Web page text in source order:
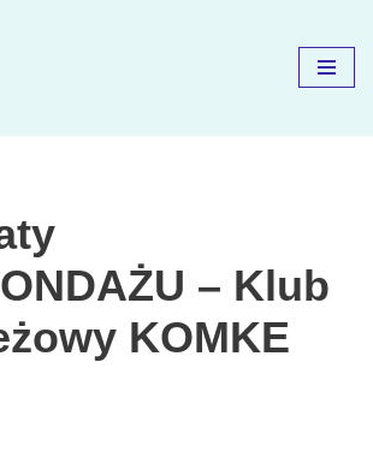
– Klub
KOMKE